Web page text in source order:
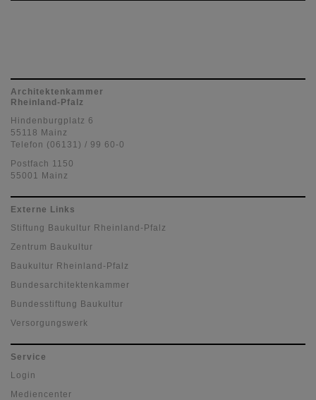
Architektenkammer
Rheinland-Pfalz
Hindenburgplatz 6
55118 Mainz
Telefon (06131) / 99 60-0
Postfach 1150
55001 Mainz
Externe Links
Stiftung Baukultur Rheinland-Pfalz
Zentrum Baukultur
Baukultur Rheinland-Pfalz
Bundesarchitektenkammer
Bundesstiftung Baukultur
Versorgungswerk
Service
Login
Mediencenter